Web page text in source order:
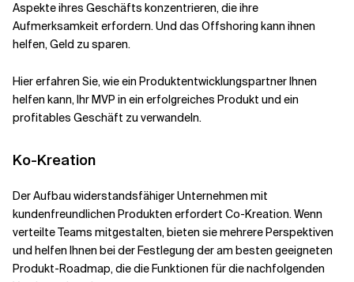
Aspekte ihres Geschäfts konzentrieren, die ihre
Aufmerksamkeit erfordern. Und das Offshoring kann ihnen
helfen, Geld zu sparen.
Hier erfahren Sie, wie ein Produktentwicklungspartner Ihnen
helfen kann, Ihr MVP in ein erfolgreiches Produkt und ein
profitables Geschäft zu verwandeln.
Ko-Kreation
Der Aufbau widerstandsfähiger Unternehmen mit
kundenfreundlichen Produkten erfordert Co-Kreation. Wenn
verteilte Teams mitgestalten, bieten sie mehrere Perspektiven
und helfen Ihnen bei der Festlegung der am besten geeigneten
Produkt-Roadmap, die die Funktionen für die nachfolgenden